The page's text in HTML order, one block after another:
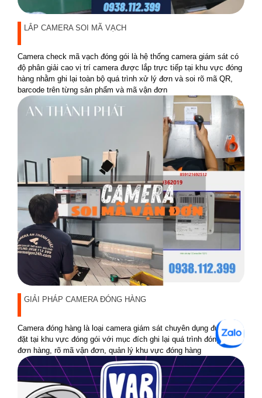
LẮP CAMERA SOI MÃ VẠCH
Camera check mã vạch đóng gói là hệ thống camera giám sát có
độ phân giải cao vị trí camera được lắp trực tiếp tại khu vực đóng
hàng nhằm ghi lại toàn bộ quá trình xử lý đơn và soi rõ mã QR,
barcode trên từng sản phẩm và mã vận đơn
GIẢI PHÁP CAMERA ĐÓNG HÀNG
Camera đóng hàng là loại camera giám sát chuyên dụng được lắp
đặt tại khu vực đóng gói với mục đích ghi lại quá trình đóng gói
đơn hàng, rõ mã vận đơn, quản lý khu vực đóng hàng